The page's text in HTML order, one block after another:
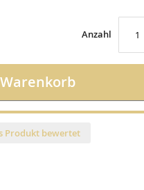
Anzahl
Produkt bewertet